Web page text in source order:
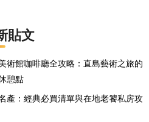
貼文
術館咖啡廳全攻略：直島藝術之旅的
憩點
產：經典必買清單與在地老饕私房攻